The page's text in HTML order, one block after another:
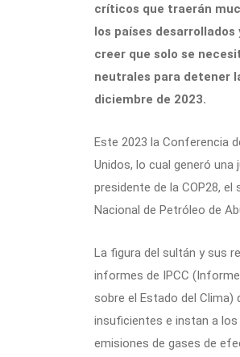
críticos que traerán
los países
creer que solo se
neutrales para detener
diciembre de 2023.
Este 2023 la Conferencia
Unidos, lo cual generó
presidente de la COP28,
Nacional de Petróleo de
La figura del sultán y sus
informes de IPCC
sobre el Estado del
insuficientes e instan a
emisiones de gases de